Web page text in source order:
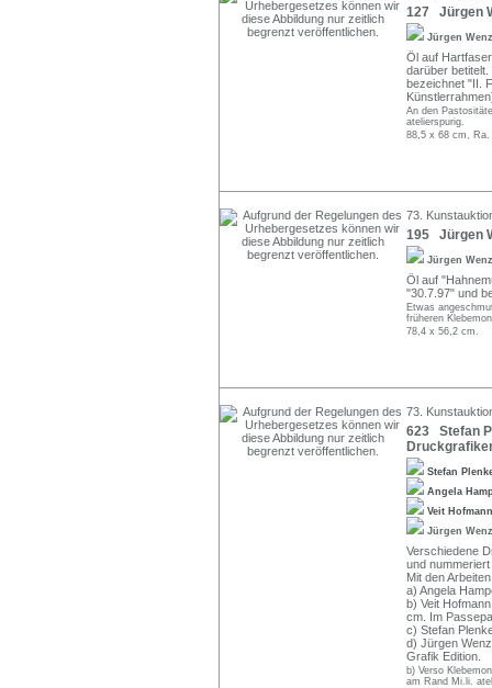
127 Jürgen
Jürgen
Öl auf
darüber
bezeichnet "II.
An den
atelierspurig.
88,5 x 68 cm,
73.
195 Jürgen
Jürgen
Öl auf
"30.7.97" und
Etwas
früheren
78,4 x 56,2 cm.
73.
623 Stefan
Stefan
Angela
Veit
Jürgen
Verschiedene
und
Mit den
a) Angela
b) Veit
cm. Im
c) Stefan
d) Jürgen
Grafik Edition.
b) Verso
am Rand Mi.li.